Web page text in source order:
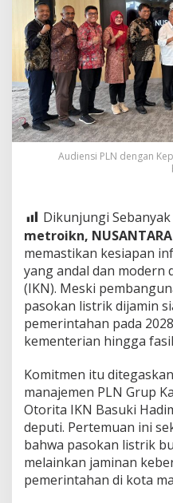
Audiensi PLN dengan
Dikunjungi Sebanyak
metroikn, NUSANTARA
memastikan kesiapan
yang andal dan modern
(IKN). Meski
pasokan listrik dijamin
pemerintahan pada
kementerian hingga
Komitmen itu
manajemen PLN Grup
Otorita IKN Basuki
deputi. Pertemuan ini
bahwa pasokan listrik
melainkan jaminan
pemerintahan di kota